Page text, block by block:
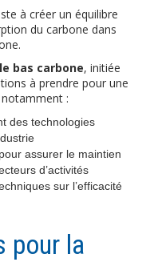
à créer un équilibre
du carbone dans
bas carbone, initiée
à prendre pour une
:
des technologies
assurer le maintien
d’activités
sur l’efficacité
pour la